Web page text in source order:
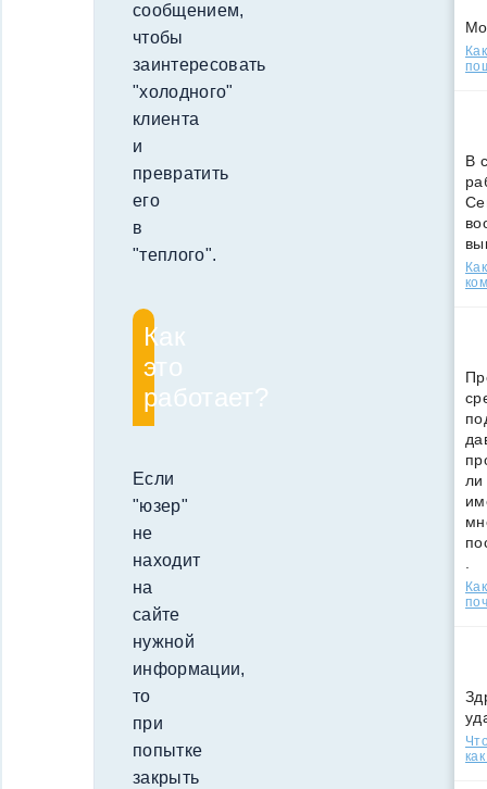
сообщением,
чтобы
заинтересовать
"холодного"
клиента
и
превратить
его
в
"теплого".
Как
это
работает?
Если
"юзер"
не
находит
на
сайте
нужной
информации,
то
при
попытке
закрыть
В
ли